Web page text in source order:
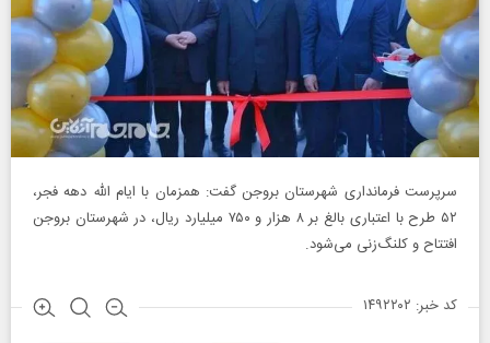
سرپرست فرمانداری شهرستان بروجن گفت: همزمان با ایام الله دهه فجر،
۵۲ طرح با اعتباری بالغ بر ۸ هزار و ۷۵۰ میلیارد ریال، در شهرستان بروجن
افتتاح و کلنگ‌زنی می‌شود.
کد خبر: ۱۴۹۲۲۰۲